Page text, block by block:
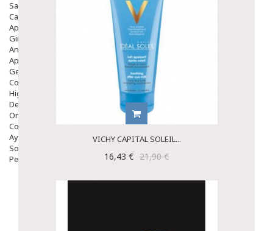
Salud Bucodental
Capilar
Apósitos
Ginecología
Anticonceptivos
Aparato Genital
Gente Mayor
Cosmética
Higiene
Dentales
Ortopedia
Complementos Nutricionales.
Ayudas
Solares
Pedido express
VICHY CAPITAL SOLEIL...
16,43 € 21,90 €